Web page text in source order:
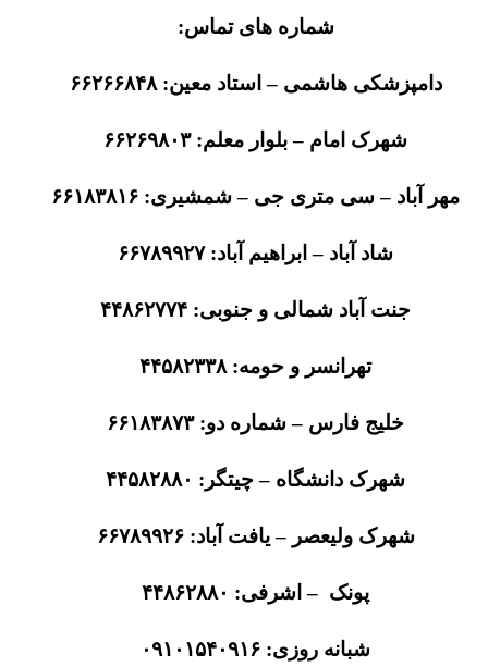
شماره های تماس:
دامپزشکی هاشمی – استاد معین: ۶۶۲۶۶۸۴۸
شهرک امام – بلوار معلم: ۶۶۲۶۹۸۰۳
مهر آباد – سی متری جی – شمشیری: ۶۶۱۸۳۸۱۶
شاد آباد – ابراهیم آباد: ۶۶۷۸۹۹۲۷
جنت آباد شمالی و جنوبی: ۴۴۸۶۲۷۷۴
تهرانسر و حومه: ۴۴۵۸۲۳۳۸
خلیج فارس – شماره دو: ۶۶۱۸۳۸۷۳
شهرک دانشگاه – چیتگر: ۴۴۵۸۲۸۸۰
شهرک ولیعصر – یافت آباد: ۶۶۷۸۹۹۲۶
پونک – اشرفی: ۴۴۸۶۲۸۸۰
شبانه روزی: ۰۹۱۰۱۵۴۰۹۱۶